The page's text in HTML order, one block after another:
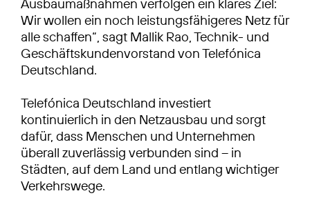
Wir wollen ein noch leistungsfähigeres Netz für
alle schaffen“, sagt Mallik Rao, Technik- und
Geschäftskundenvorstand von Telefónica
Deutschland.
Telefónica Deutschland investiert
kontinuierlich in den Netzausbau und sorgt
dafür, dass Menschen und Unternehmen
überall zuverlässig verbunden sind – in
Städten, auf dem Land und entlang wichtiger
Verkehrswege.